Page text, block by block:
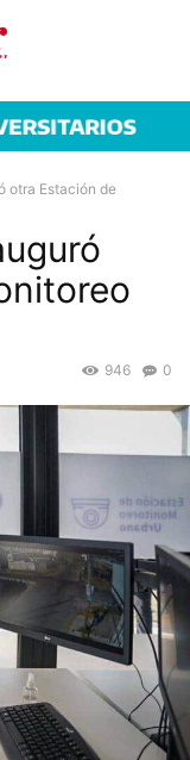
otra Estación de
0
946